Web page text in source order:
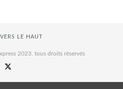
LE HAUT
2023. tous droits réservés